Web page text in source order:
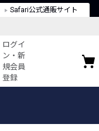
Safari公式通販サイト
ログイ
ン・新
規会員
登録
お気に